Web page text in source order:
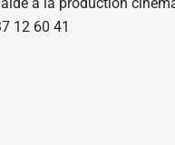
à la production
12 60 41